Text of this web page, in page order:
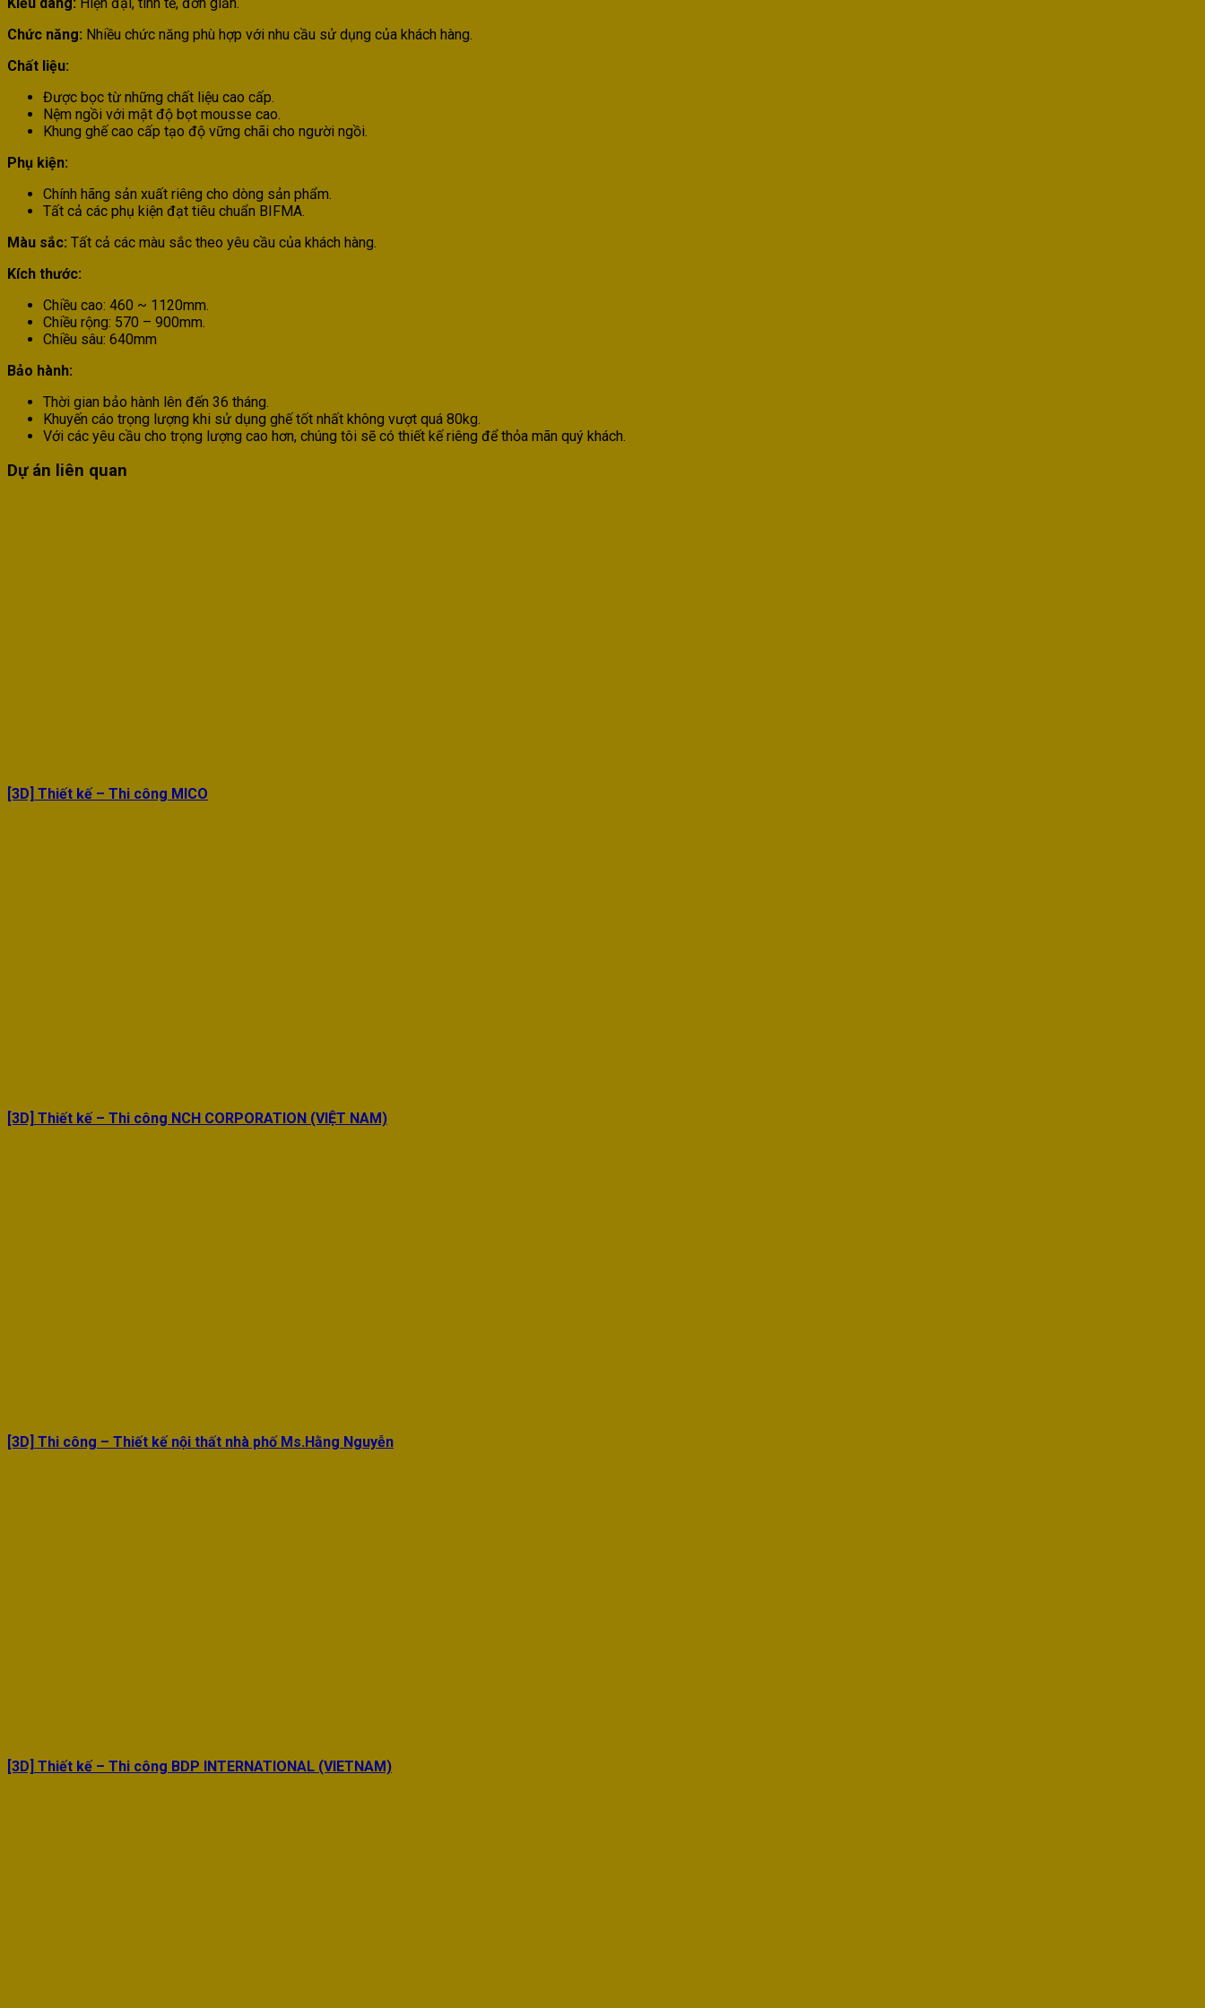
Chức năng: Nhiều chức năng phù hợp với nhu cầu sử dụng của khách hàng.
Chất liệu:
Được bọc từ những chất liệu cao cấp.
Nệm ngồi với mật độ bọt mousse cao.
Khung ghế cao cấp tạo độ vững chãi cho người ngồi.
Phụ kiện:
Chính hãng sản xuất riêng cho dòng sản phẩm.
Tất cả các phụ kiện đạt tiêu chuẩn BIFMA.
Màu sắc: Tất cả các màu sắc theo yêu cầu của khách hàng.
Kích thước:
Chiều cao: 460 ~ 1120mm.
Chiều rộng: 570 – 900mm.
Chiều sâu: 640mm
Bảo hành:
Thời gian bảo hành lên đến 36 tháng.
Khuyến cáo trọng lượng khi sử dụng ghế tốt nhất không vượt quá 80kg.
Với các yêu cầu cho trọng lượng cao hơn, chúng tôi sẽ có thiết kế riêng để thỏa mãn quý khách.
Dự án liên quan
[3D] Thiết kế – Thi công MICO
[3D] Thiết kế – Thi công NCH CORPORATION (VIỆT NAM)
[3D] Thi công – Thiết kế nội thất nhà phố Ms.Hằng Nguyễn
[3D] Thiết kế – Thi công BDP INTERNATIONAL (VIETNAM)